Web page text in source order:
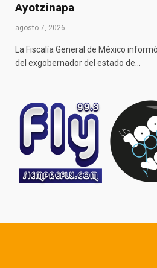
Ayotzinapa
agosto 7, 2026
La Fiscalía General de México
del exgobernador del estado de…